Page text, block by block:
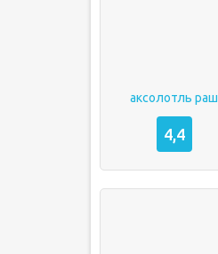
аксолотль раш
4,4